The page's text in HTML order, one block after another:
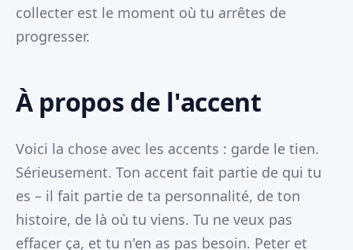
collecter est le moment où tu arrêtes de
progresser.
À propos de l'accent
Voici la chose avec les accents : garde le tien.
Sérieusement. Ton accent fait partie de qui tu
es – il fait partie de ta personnalité, de ton
histoire, de là où tu viens. Tu ne veux pas
effacer ça, et tu n'en as pas besoin. Peter et